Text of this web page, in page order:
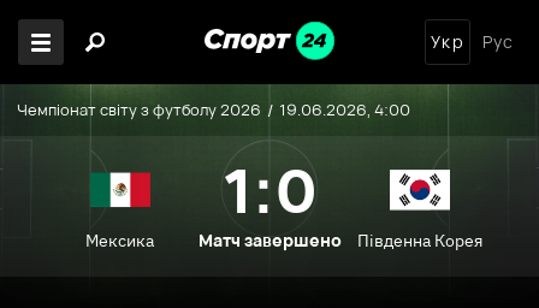
Укр Рус
Чемпіонат світу з футболу 2026 19.06.2026, 4:00
Мексика
1:0
Матч завершено Південна Корея